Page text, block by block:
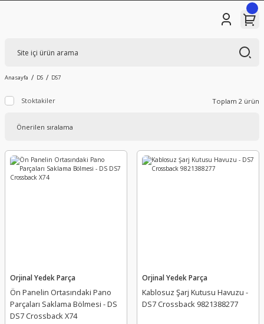
Anasayfa DS DS7
Stoktakiler Toplam 2 ürün
Orjinal Yedek Parça
Ön Panelin Ortasındaki Pano
Parçaları Saklama Bölmesi - DS
DS7 Crossback X74
Orjinal Yedek Parça
Kablosuz Şarj Kutusu Havuzu -
DS7 Crossback 9821388277